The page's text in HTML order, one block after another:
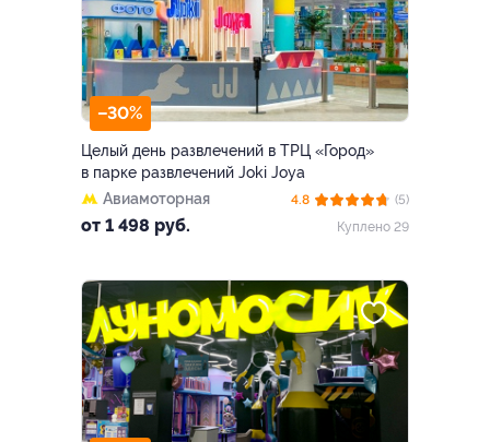
–30%
Целый день развлечений в ТРЦ «Город»
в парке развлечений Joki Joya
Авиамоторная
от 1 498 руб.
4.8
(5)
Куплено 29